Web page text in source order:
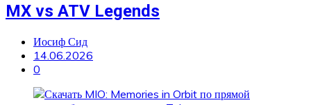
MX vs ATV Legends
Иосиф Сид
14.06.2026
0